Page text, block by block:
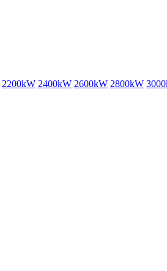
2200kW 2400kW 2600kW 2800kW